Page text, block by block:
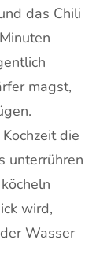
das Chili
magst,
die
unterrühren
wird,
Wasser